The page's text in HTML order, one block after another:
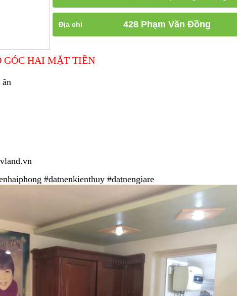
Địa chỉ 428 Phạm Văn Đồng
GÓC HAI MẶT TIỀN
#datnenkienthuy #datnengiare